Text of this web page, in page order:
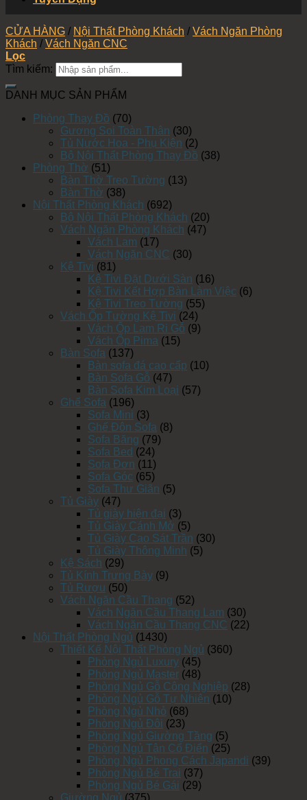
CỬA HÀNG / Nội Thất Phòng Khách / Vách Ngăn Phòng
Khách / Vách Ngăn CNC
Lọc
Tìm kiếm:
DANH MỤC SẢN PHẨM
Phòng Thay Đồ (70)
Gương Soi Toàn Thân (30)
Tủ Nước Hoa - Phụ Kiện (2)
Bộ Nội Thất Phòng Thay Đồ (38)
Phòng Thờ (51)
Bàn Thờ Treo Tường (13)
Bàn Thờ (38)
Nội Thất Phòng Khách (692)
Bộ Nội Thất Phòng Khách (20)
Vách Ngăn Phòng Khách (47)
Vách Lam (17)
Vách Ngăn CNC (30)
Kệ Tivi (81)
Kệ Tivi Đặt Dưới Sàn (16)
Kệ Tivi Kết Hợp Bàn Làm Việc (6)
Kệ Tivi Treo Tường (55)
Vách Ốp Tường Kệ Tivi (24)
Vách Ốp Lam Ri Gỗ (9)
Vách Ốp Pima (15)
Bàn Sofa (137)
Bàn sofa đá cao cấp (10)
Bàn Sofa Gỗ (47)
Bàn Sofa Kim Loại (57)
Ghế Sofa (196)
Sofa Mini (3)
Ghế Đôn Sofa (8)
Sofa Băng (79)
Sofa Bed (24)
Sofa Đơn (11)
Sofa Góc (65)
Sofa Thư Giãn (5)
Tủ Giày (47)
Tủ giày hiện đại (3)
Tủ Giày Cánh Mở (5)
Tủ Giày Cao Sát Trần (30)
Tủ Giày Thông Minh (5)
Kệ Sách (29)
Tủ Kính Trưng Bày (9)
Tủ Rượu (50)
Vách Ngăn Cầu Thang (52)
Vách Ngăn Cầu Thang Lam (30)
Vách Ngăn Cầu Thang CNC (22)
Nội Thất Phòng Ngủ (1430)
Thiết Kế Nội Thất Phòng Ngủ (360)
Phòng Ngủ Luxury (45)
Phòng Ngủ Master (48)
Phòng Ngủ Gỗ Công Nghiệp (28)
Phòng Ngủ Gỗ Tự Nhiên (10)
Phòng Ngủ Nhỏ (68)
Phòng Ngủ Đôi (23)
Phòng Ngủ Giường Tầng (5)
Phòng Ngủ Tân Cổ Điển (25)
Phòng Ngủ Phong Cách Japandi (39)
Phòng Ngủ Bé Trai (37)
Phòng Ngủ Bé Gái (29)
Giường Ngủ (375)